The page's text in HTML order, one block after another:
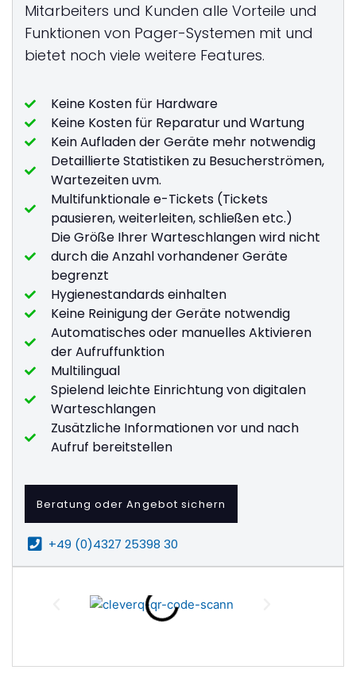
Mitarbeiters und Kunden alle Vorteile und
Funktionen von Pager-Systemen mit und
bietet noch viele weitere Features.
Keine Kosten für Hardware
Keine Kosten für Reparatur und Wartung
Kein Aufladen der Geräte mehr notwendig
Detaillierte Statistiken zu Besucherströmen,
Wartezeiten uvm.
Multifunktionale e-Tickets (Tickets
pausieren, weiterleiten, schließen etc.)
Die Größe Ihrer Warteschlangen wird nicht
durch die Anzahl vorhandener Geräte
begrenzt
Hygienestandards einhalten
Keine Reinigung der Geräte notwendig
Automatisches oder manuelles Aktivieren
der Aufruffunktion
Multilingual
Spielend leichte Einrichtung von digitalen
Warteschlangen
Zusätzliche Informationen vor und nach
Aufruf bereitstellen
Beratung oder Angebot sichern
+49 (0)4327 25398 30